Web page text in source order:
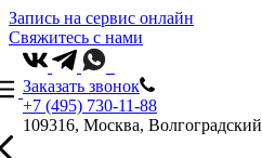
Запись на сервис онлайн
Свяжитесь с нами
Заказать звонок
+7 (495) 730-11-88
109316, Москва,